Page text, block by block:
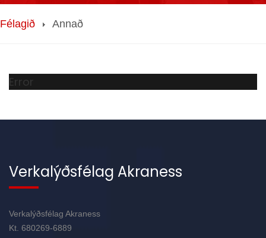
Félagið Annað
Error
Verkalýðsfélag Akraness
Verkalýðsfélag Akraness
Kt. 680269-6889